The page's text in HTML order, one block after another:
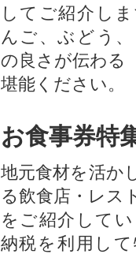
してご紹介し
んご、ぶどう
の良さが伝わる
堪能ください。
お食事券特
地元食材を活か
る飲食店・レス
をご紹介して
納税を利用し